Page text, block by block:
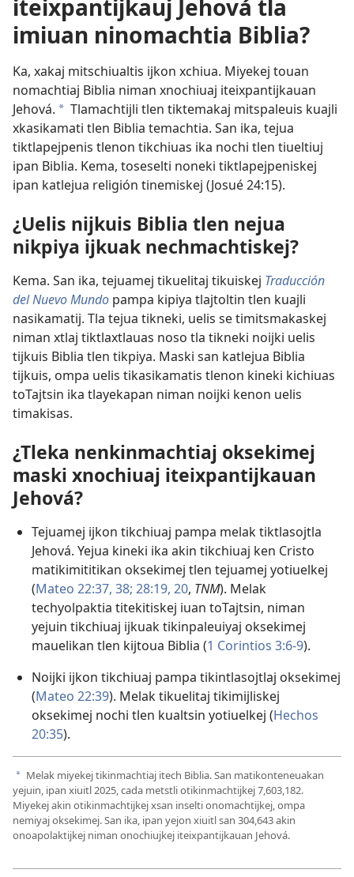
iteixpantijkauj Jehová tla
imiuan ninomachtia Biblia?
Ka, xakaj mitschiualtis ijkon xchiua. Miyekej touan
nomachtiaj Biblia niman xnochiuaj iteixpantijkauan
Jehová. a Tlamachtijli tlen tiktemakaj mitspaleuis kuajli
xkasikamati tlen Biblia temachtia. San ika, tejua
tiktlapejpenis tlenon tikchiuas ika nochi tlen tiueltiuj
ipan Biblia. Kema, toseselti noneki tiktlapejpeniskej
ipan katlejua religión tinemiskej (Josué 24:15).
¿Uelis nijkuis Biblia tlen nejua
nikpiya ijkuak nechmachtiskej?
Kema. San ika, tejuamej tikuelitaj tikuiskej Traducción
del Nuevo Mundo pampa kipiya tlajtoltin tlen kuajli
nasikamatij. Tla tejua tikneki, uelis se timitsmakaskej
niman xtlaj tiktlaxtlauas noso tla tikneki noijki uelis
tijkuis Biblia tlen tikpiya. Maski san katlejua Biblia
tijkuis, ompa uelis tikasikamatis tlenon kineki kichiuas
toTajtsin ika tlayekapan niman noijki kenon uelis
timakisas.
¿Tleka nenkinmachtiaj oksekimej
maski xnochiuaj iteixpantijkauan
Jehová?
Tejuamej ijkon tikchiuaj pampa melak tiktlasojtla
Jehová. Yejua kineki ika akin tikchiuaj ken Cristo
matikimititikan oksekimej tlen tejuamej yotiuelkej
(Mateo 22:37, 38; 28:19, 20, TNM). Melak
techyolpaktia titekitiskej iuan toTajtsin, niman
yejuin tikchiuaj ijkuak tikinpaleuiyaj oksekimej
mauelikan tlen kijtoua Biblia (1 Corintios 3:6-9).
Noijki ijkon tikchiuaj pampa tikintlasojtlaj oksekimej
(Mateo 22:39). Melak tikuelitaj tikimijliskej
oksekimej nochi tlen kualtsin yotiuelkej (Hechos
20:35).
a Melak miyekej tikinmachtiaj itech Biblia. San matikonteneuakan
yejuin, ipan xiuitl2025, cada metstli otikinmachtijkej7,603,182.
Miyekej akin otikinmachtijkej xsan inselti onomachtijkej, ompa
nemiyaj oksekimej. San ika, ipan yejon xiuitl san 304,643akin
onoapolaktijkej niman onochiujkej iteixpantijkauan Jehová.